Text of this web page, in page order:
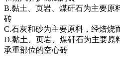
B.黏土、页岩、煤矸石为主要原
砖
C.石灰和砂为主要原料，经焙烧
D.黏土、页岩、煤矸石为主要原
承重部位的空心砖